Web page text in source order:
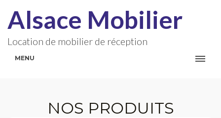
Alsace Mobilier
Location de mobilier de réception
MENU
NOS PRODUITS